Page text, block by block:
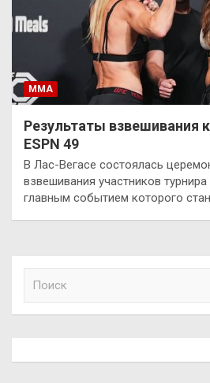
ММА
Результаты взвешивания к
ESPN 49
В Лас-Вегасе состоялась
взвешивания участников турнира
главным событием которого